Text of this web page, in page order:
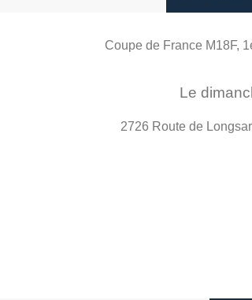
Coupe de France M18F,
Le
2726 Route de